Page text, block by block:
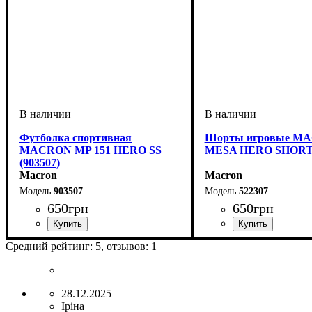
Футболка спортивная
MACRON MP 151 HERO SS
(903507)
Macron
903507
650грн
Пол: Мужской, Детское, Унисекс
Производитель: Macron
Цвет: Темно-синий
Шорты игровые
MESA HERO
Macron
522307
650грн
Цвет: Темно-синий
Средний рейтинг: 5, отзывов: 1
28.12.2025
Іріна